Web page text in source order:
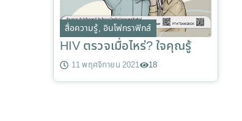
สื่อความรู้, อินโฟกราฟิกส์
HIV ตรวจเมื่อไหร่? ใจคุณรู้
11 พฤศจิกายน 2021 18